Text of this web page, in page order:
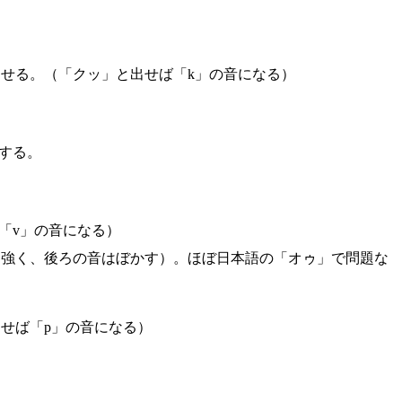
る。（「クッ」と出せば「k」の音になる）
る。
v」の音になる）
く、後ろの音はぼかす）。ほぼ日本語の「オゥ」で問題な
ば「p」の音になる）